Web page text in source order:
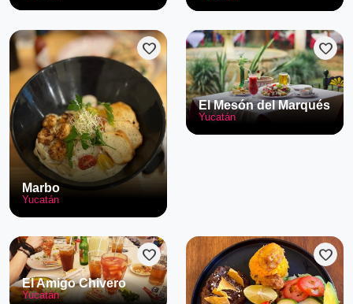
favorite
Marbo
Yucatán
favorite
El Mesón del Marqués
Yucatán
favorite
El Amigo Chivero
Yucatán
favorite